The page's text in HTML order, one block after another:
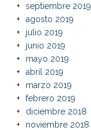
septiembre 2019
agosto 2019
julio 2019
junio 2019
mayo 2019
abril 2019
marzo 2019
febrero 2019
diciembre 2018
noviembre 2018